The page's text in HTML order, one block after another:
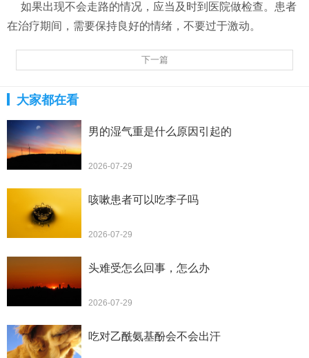
如果出现不会走路的情况，应当及时到医院做检查。患者
在治疗期间，需要保持良好的情绪，不要过于激动。
下一篇
大家都在看
男的湿气重是什么原因引起的
2026-07-29
咳嗽患者可以吃李子吗
2026-07-29
头难受怎么回事，怎么办
2026-07-29
吃对乙酰氨基酚会不会出汗